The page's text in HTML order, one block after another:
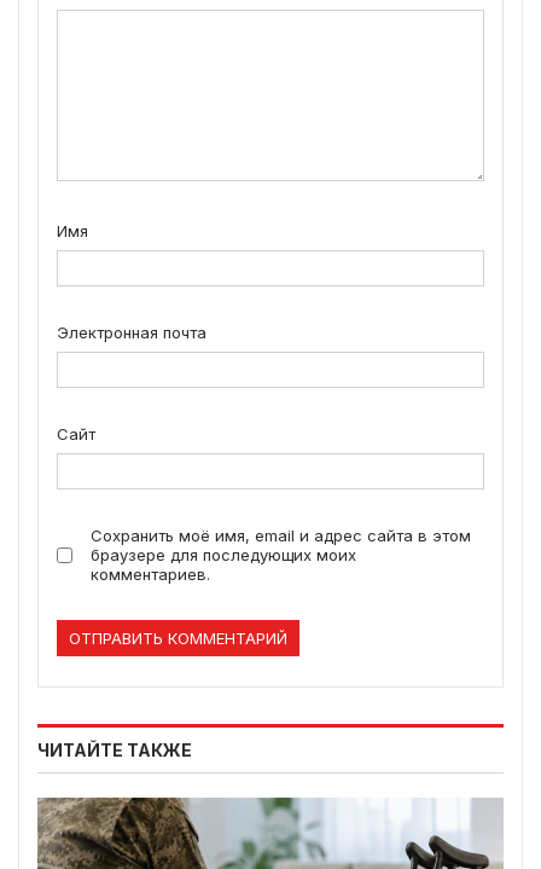
Имя
Электронная почта
Сайт
Сохранить моё имя, email и адрес сайта в этом
браузере для последующих моих
комментариев.
ЧИТАЙТЕ ТАКЖЕ